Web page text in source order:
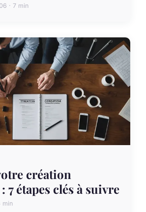
· 7 min
création
7 étapes clés à suivre
min